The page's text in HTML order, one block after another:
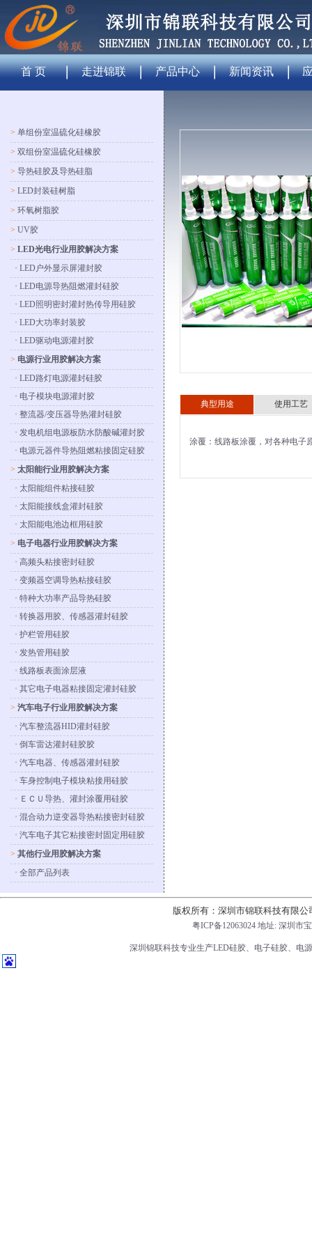
首 页 走进锦联 产品中心 新闻资讯
> 单组份室温硫化硅橡胶
> 双组份室温硫化硅橡胶
> 导热硅胶及导热硅脂
> LED封装硅树脂
> 环氧树脂胶
> UV胶
> LED光电行业用胶解决方案
• LED户外显示屏灌封胶
• LED电源导热阻燃灌封硅胶
• LED照明密封灌封热传导用硅胶
• LED大功率封装胶
• LED驱动电源灌封胶
> 电源行业用胶解决方案
• LED路灯电源灌封硅胶
• 电子模块电源灌封胶
• 整流器/变压器导热灌封硅胶
• 发电机组电源板防水防酸碱灌封胶
• 电源元器件导热阻燃粘接固定硅胶
> 太阳能行业用胶解决方案
• 太阳能组件粘接硅胶
• 太阳能接线盒灌封硅胶
• 太阳能电池边框用硅胶
> 电子电器行业用胶解决方案
• 高频头粘接密封硅胶
• 变频器空调导热粘接硅胶
• 特种大功率产品导热硅胶
• 转换器用胶、传感器灌封硅胶
• 护栏管用硅胶
• 发热管用硅胶
• 线路板表面涂层液
• 其它电子电器粘接固定灌封硅胶
> 汽车电子行业用胶解决方案
• 汽车整流器HID灌封硅胶
• 倒车雷达灌封硅胶胶
• 汽车电器、传感器灌封硅胶
• 车身控制电子模块粘接用硅胶
• ＥＣＵ导热、灌封涂覆用硅胶
• 混合动力逆变器导热粘接密封硅胶
• 汽车电子其它粘接密封固定用硅胶
> 其他行业用胶解决方案
• 全部产品列表
典型用途 使用工艺
涂覆：线路板涂覆，对各种电子
版权所有：深圳市锦联科技有限公
粤ICP备12063024地址: 深圳市
深圳锦联科技专业生产LED硅胶、电子硅胶、电